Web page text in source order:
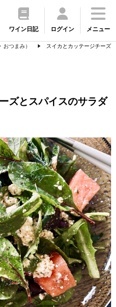
ワイン日記 ログイン メニュー
つまみ）
スイカとカッテージチーズ
ズとスパイスのサラダ